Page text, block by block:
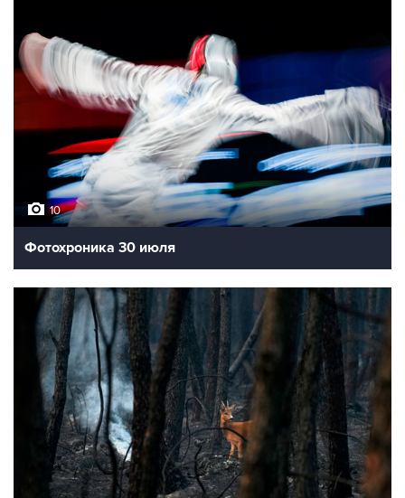
10
Фотохроника 30 июля